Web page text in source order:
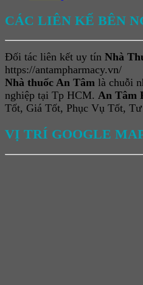
CÁC LIÊN KẾ BÊN
Đối tác liên kết uy tín Nhà
https://antampharmacy.vn/
Nhà thuốc An Tâm là chuỗi
nghiệp tại Tp HCM. An Tâm
Tốt, Giá Tốt, Phục Vụ Tốt,
VỊ TRÍ GOOGLE